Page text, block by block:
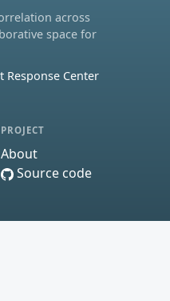
across
space for
Response Center
PROJECT
About
Source code